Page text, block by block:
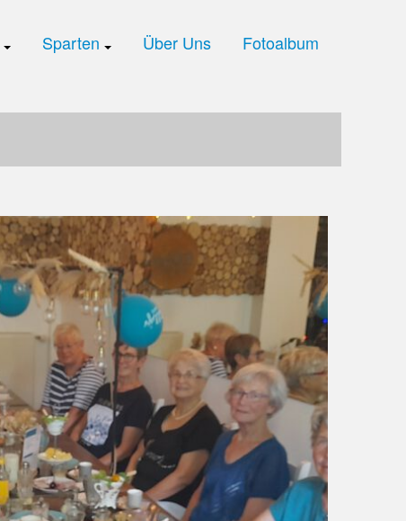
Sparten Über Uns Fotoalbum